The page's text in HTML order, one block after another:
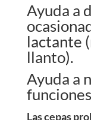
Ayuda a
lactante
llanto).
Ayuda a
Las cepas